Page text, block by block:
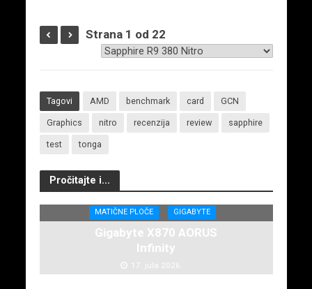
Strana 1 od 22
Tagovi AMD benchmark card GCN
Graphics nitro recenzija review sapphire
test tonga
Pročitajte i...
MATIČNE PLOČE GIGABYTE
Gigabyte X870 AORUS
Infinity
17. jula 2026.